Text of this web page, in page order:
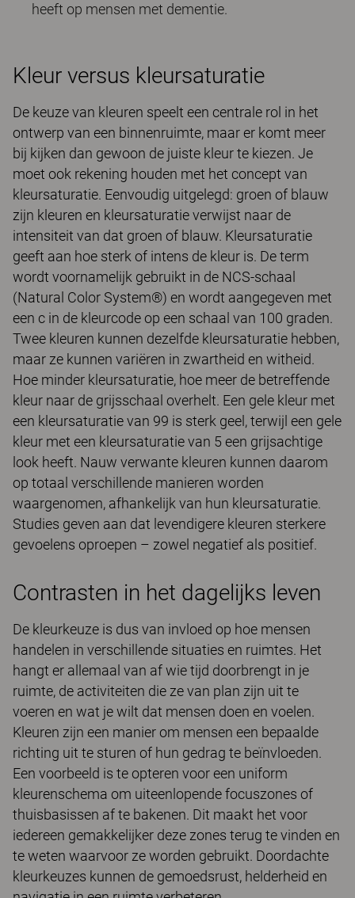
heeft op mensen met dementie.
Kleur versus kleursaturatie
De keuze van kleuren speelt een centrale rol in het
ontwerp van een binnenruimte, maar er komt meer
bij kijken dan gewoon de juiste kleur te kiezen. Je
moet ook rekening houden met het concept van
kleursaturatie. Eenvoudig uitgelegd: groen of blauw
zijn kleuren en kleursaturatie verwijst naar de
intensiteit van dat groen of blauw. Kleursaturatie
geeft aan hoe sterk of intens de kleur is. De term
wordt voornamelijk gebruikt in de NCS-schaal
(Natural Color System®) en wordt aangegeven met
een c in de kleurcode op een schaal van 100 graden.
Twee kleuren kunnen dezelfde kleursaturatie hebben,
maar ze kunnen variëren in zwartheid en witheid.
Hoe minder kleursaturatie, hoe meer de betreffende
kleur naar de grijsschaal overhelt. Een gele kleur met
een kleursaturatie van 99 is sterk geel, terwijl een gele
kleur met een kleursaturatie van 5 een grijsachtige
look heeft. Nauw verwante kleuren kunnen daarom
op totaal verschillende manieren worden
waargenomen, afhankelijk van hun kleursaturatie.
Studies geven aan dat levendigere kleuren sterkere
gevoelens oproepen – zowel negatief als positief.
Contrasten in het dagelijks leven
De kleurkeuze is dus van invloed op hoe mensen
handelen in verschillende situaties en ruimtes. Het
hangt er allemaal van af wie tijd doorbrengt in je
ruimte, de activiteiten die ze van plan zijn uit te
voeren en wat je wilt dat mensen doen en voelen.
Kleuren zijn een manier om mensen een bepaalde
richting uit te sturen of hun gedrag te beïnvloeden.
Een voorbeeld is te opteren voor een uniform
kleurenschema om uiteenlopende focuszones of
thuisbasissen af te bakenen. Dit maakt het voor
iedereen gemakkelijker deze zones terug te vinden en
te weten waarvoor ze worden gebruikt. Doordachte
kleurkeuzes kunnen de gemoedsrust, helderheid en